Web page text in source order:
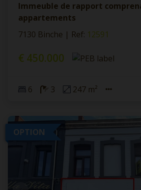
Immeuble de rapport
appartements
7130 Binche | Ref: 12591
€ 450.000
6 3 247 m²
OPTION